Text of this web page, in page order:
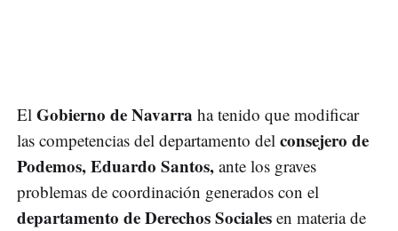
El Gobierno de Navarra ha tenido que modificar
las competencias del departamento del consejero de
Podemos, Eduardo Santos, ante los graves
problemas de coordinación generados con el
departamento de Derechos Sociales en materia de